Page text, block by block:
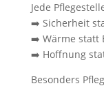
Jede
➡️ Sicherheit
➡️ Wärme statt
➡️ Hoffnung
Besonders